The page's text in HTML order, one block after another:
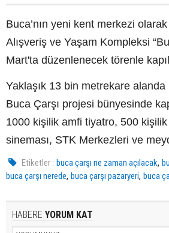
Buca’nın yeni kent merkezi
Alışveriş ve Yaşam Kompleksi
Mart'ta düzenlenecek törenle
Yaklaşık 13 bin metrekare
Buca Çarşı projesi bünyesinde
1000 kişilik amfi tiyatro, 500 kişilik
sineması, STK Merkezleri ve
Etiketler : buca çarşı ne zaman açılacak,
buca çarşı nerede, buca çarşı pazaryeri, buca
HABERE YORUM KAT